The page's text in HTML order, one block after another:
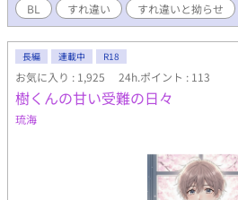
BL すれ違い すれ違いと拗らせ
長編 連載中 R18
お気に入り : 1,925 24h.ポイント : 113
樹くんの甘い受難の日々
琉海